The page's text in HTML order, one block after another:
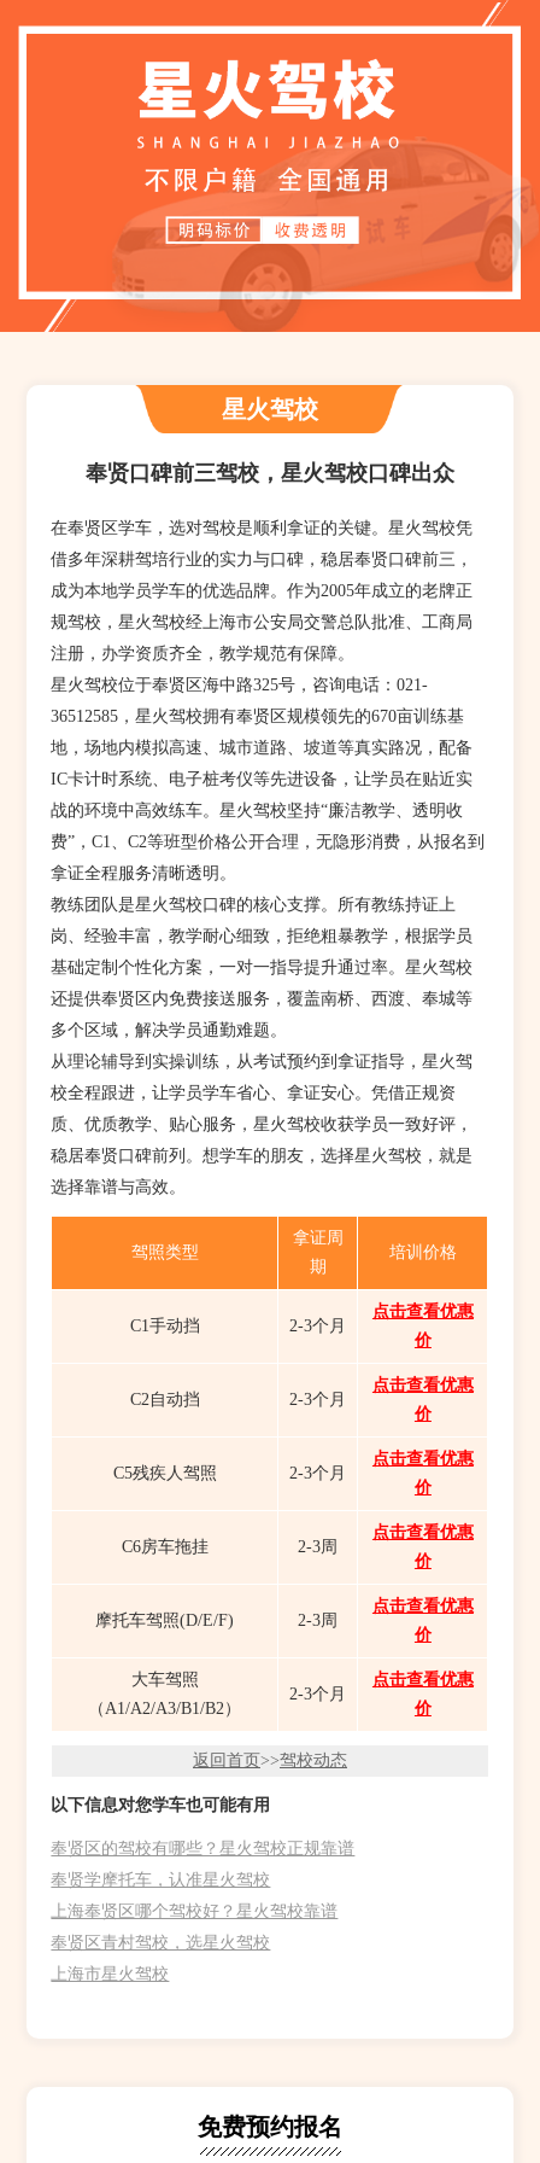
星火驾校
奉贤口碑前三驾校，星火驾校口碑出众
在奉贤区学车，选对驾校是顺利拿证的关键。星火驾校凭
借多年深耕驾培行业的实力与口碑，稳居奉贤口碑前三，
成为本地学员学车的优选品牌。作为2005年成立的老牌正
规驾校，星火驾校经上海市公安局交警总队批准、工商局
注册，办学资质齐全，教学规范有保障。
星火驾校位于奉贤区海中路325号，咨询电话：021-
36512585，星火驾校拥有奉贤区规模领先的670亩训练基
地，场地内模拟高速、城市道路、坡道等真实路况，配备
IC卡计时系统、电子桩考仪等先进设备，让学员在贴近实
战的环境中高效练车。星火驾校坚持“廉洁教学、透明收
费”，C1、C2等班型价格公开合理，无隐形消费，从报名到
拿证全程服务清晰透明。
教练团队是星火驾校口碑的核心支撑。所有教练持证上
岗、经验丰富，教学耐心细致，拒绝粗暴教学，根据学员
基础定制个性化方案，一对一指导提升通过率。星火驾校
还提供奉贤区内免费接送服务，覆盖南桥、西渡、奉城等
多个区域，解决学员通勤难题。
从理论辅导到实操训练，从考试预约到拿证指导，星火驾
校全程跟进，让学员学车省心、拿证安心。凭借正规资
质、优质教学、贴心服务，星火驾校收获学员一致好评，
稳居奉贤口碑前列。想学车的朋友，选择星火驾校，就是
选择靠谱与高效。
驾照类型
拿证周
期
培训价格
C1手动挡 2-3个月
点击查看优惠
价
C2自动挡 2-3个月
点击查看优惠
价
C5残疾人驾照 2-3个月
点击查看优惠
价
C6房车拖挂 2-3周
点击查看优惠
价
摩托车驾照(D/E/F) 2-3周
点击查看优惠
价
大车驾照
（A1/A2/A3/B1/B2）
2-3个月
点击查看优惠
价
返回首页 >>驾校动态
以下信息对您学车也可能有用
奉贤区的驾校有哪些？星火驾校正规靠谱
奉贤学摩托车，认准星火驾校
上海奉贤区哪个驾校好？星火驾校靠谱
奉贤区青村驾校，选星火驾校
上海市星火驾校
免费预约报名